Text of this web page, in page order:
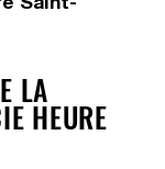
LA
HEURE